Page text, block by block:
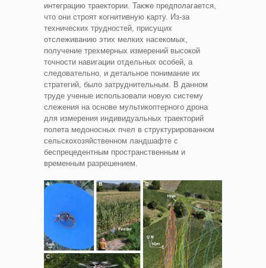
интеграцию траектории. Также предполагается,
что они строят когнитивную карту. Из-за
технических трудностей, присущих
отслеживанию этих мелких насекомых,
получение трехмерных измерений высокой
точности навигации отдельных особей, а
следовательно, и детальное понимание их
стратегий, было затруднительным. В данном
труде ученые использовали новую систему
слежения на основе мультикоптерного дрона
для измерения индивидуальных траекторий
полета медоносных пчел в структурированном
сельскохозяйственном ландшафте с
беспрецедентным пространственным и
временным разрешением.